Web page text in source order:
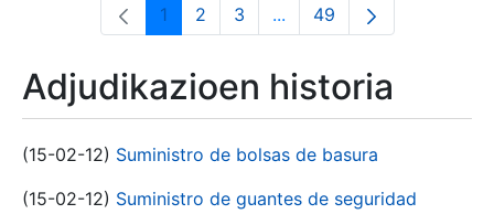
Orrialdea
1 Orrialdea
2 Orrialdea
3 ...Intermediate Pages Use
Orrialdea
49
Adjudikazioen historia
(15-02-12) Suministro de bolsas de basura
(15-02-12) Suministro de guantes de seguridad